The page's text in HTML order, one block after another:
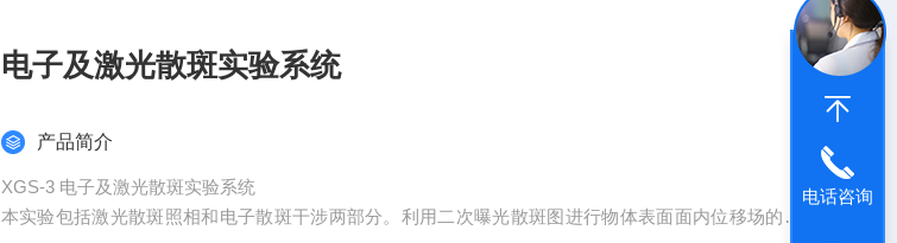
电子及激光散斑实验系统
产品简介
XGS-3 电子及激光散斑实验系统
本实验包括激光散斑照相和电子散斑干涉两部分。利用二次曝光散斑图进行物体表面面内位移场的测
电话咨询